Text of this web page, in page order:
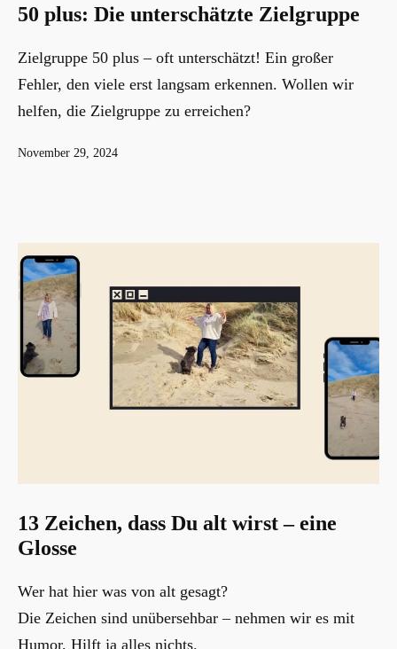
50 plus: Die unterschätzte Zielgruppe
Zielgruppe 50 plus – oft unterschätzt! Ein großer
Fehler, den viele erst langsam erkennen. Wollen wir
helfen, die Zielgruppe zu erreichen?
Veröffentlicht
November 29, 2024
13 Zeichen, dass Du alt wirst – eine
Glosse
Wer hat hier was von alt gesagt?
Die Zeichen sind unübersehbar – nehmen wir es mit
Humor. Hilft ja alles nichts.